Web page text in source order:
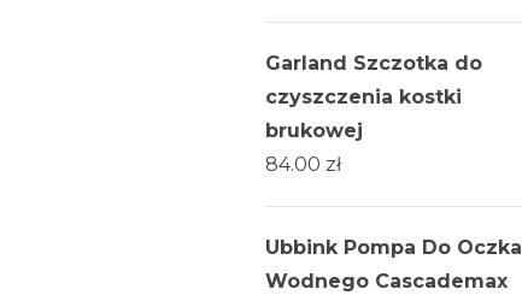
Garland Szczotka do
czyszczenia kostki
brukowej
84.00 zł
Ubbink Pompa Do Oczka
Wodnego Cascademax